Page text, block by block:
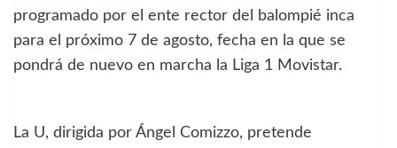
programado por el ente rector del balompié inca
para el próximo 7 de agosto, fecha en la que se
pondrá de nuevo en marcha la Liga 1 Movistar.
La U, dirigida por Ángel Comizzo, pretende